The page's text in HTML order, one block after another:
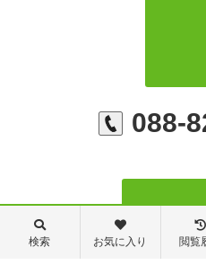
088-
検索 お気に入り 閲覧